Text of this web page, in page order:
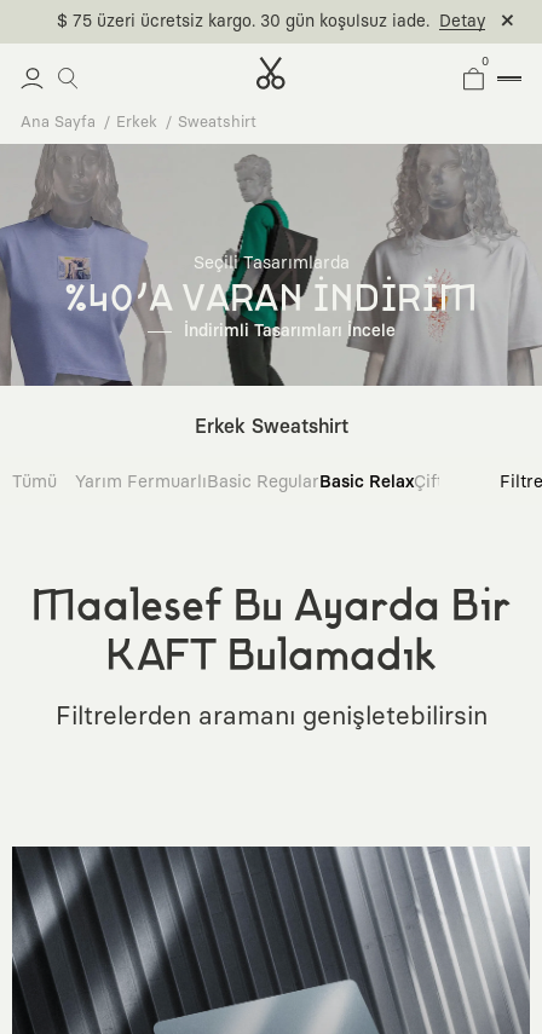
$ 75 üzeri ücretsiz kargo. 30 gün koşulsuz iade. Detay
0
Ana Sayfa Erkek Sweatshirt
Seçili Tasarımlarda
%40'A VARAN İNDİRİM
İndirimli Tasarımları İncele
Erkek Sweatshirt
Tümü Yarım FermuarlıBasic RegularBasic RelaxÇift Taraflı Filtre
Maalesef Bu Ayarda Bir
KAFT Bulamadık
Filtrelerden aramanı genişletebilirsin